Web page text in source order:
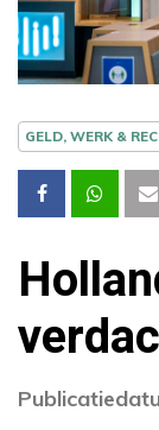
GELD, WERK &